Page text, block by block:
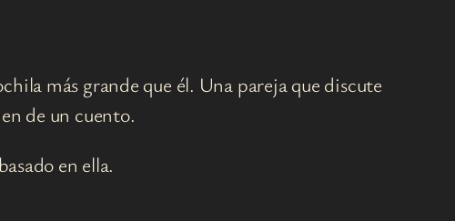
más grande que él. Una pareja que discute
de un cuento.
en ella.